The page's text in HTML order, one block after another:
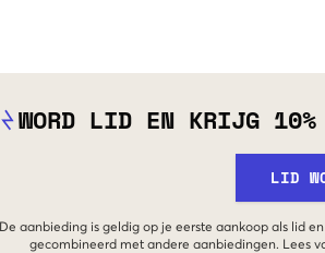
WORD LID EN KRIJG
LID
De aanbieding is geldig op je eerste aankoop als lid
gecombineerd met andere aanbiedingen. Lees